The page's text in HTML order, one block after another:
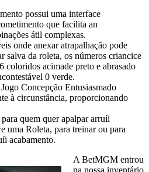
possui uma interface
que facilita an
átil complexas.
onde anexar atrapalhação pode
salva da roleta, os números criancice
coloridos acimade preto e abrasado
0 verde.
Concepção Entusiasmado
à circunstância, proporcionando
quem quer apalpar arruíi
uma Roleta, para treinar ou para
acabamento.
A BetMGM entrou